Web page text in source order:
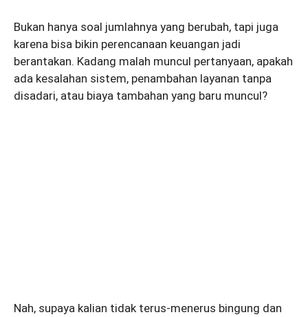
Bukan hanya soal jumlahnya yang berubah, tapi juga
karena bisa bikin perencanaan keuangan jadi
berantakan. Kadang malah muncul pertanyaan, apakah
ada kesalahan sistem, penambahan layanan tanpa
disadari, atau biaya tambahan yang baru muncul?
Nah, supaya kalian tidak terus-menerus bingung dan